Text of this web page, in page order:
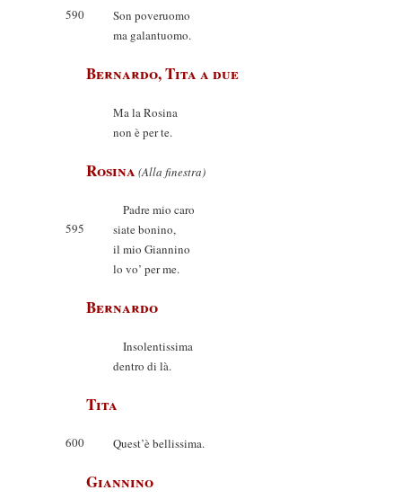
590
Son poveruomo
ma galantuomo.
Bernardo, Tita a due
Ma la Rosina
non è per te.
Rosina (Alla finestra)
Padre mio caro
595
siate bonino,
il mio Giannino
lo vo’ per me.
Bernardo
Insolentissima
dentro di là.
Tita
600 Quest’è bellissima.
Giannino